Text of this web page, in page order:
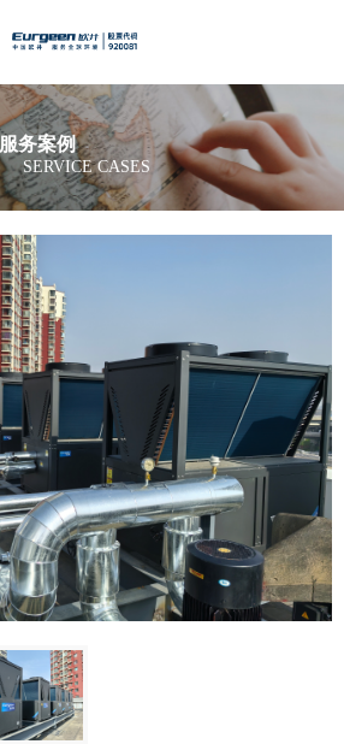
服务案例
SERVICE CASES